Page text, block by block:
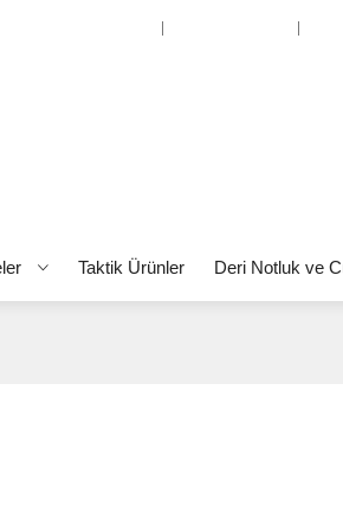
Taktik Ürünler Deri Notluk ve